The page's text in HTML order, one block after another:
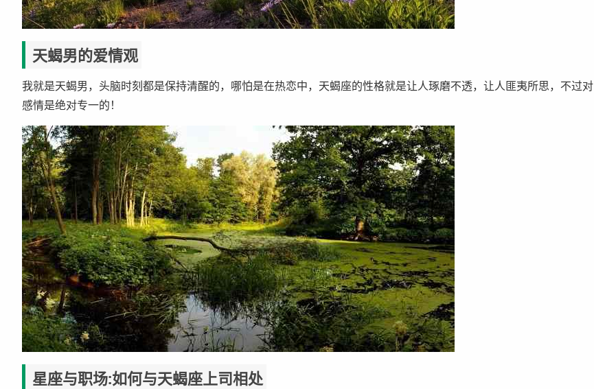
天蝎男的爱情观
我就是天蝎男，头脑时刻都是保持清醒的，哪怕是在热恋中，天蝎座的性格就是让人琢磨不透，让人匪夷所思，不过对
感情是绝对专一的！
星座与职场:如何与天蝎座上司相处